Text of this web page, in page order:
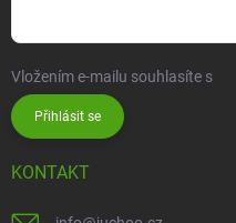
Vložením e-mailu souhlasíte s
Přihlásit se
KONTAKT